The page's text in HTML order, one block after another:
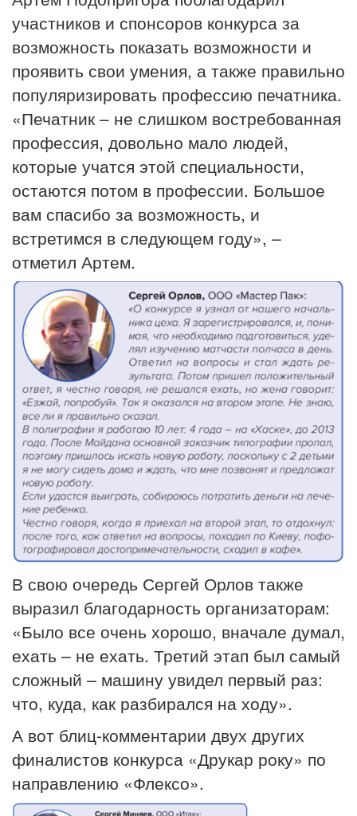
участников и спонсоров конкурса за
возможность показать возможности и
проявить свои умения, а также правильно
популяризировать профессию печатника.
«Печатник – не слишком востребованная
профессия, довольно мало людей,
которые учатся этой специальности,
остаются потом в профессии. Большое
вам спасибо за возможность, и
встретимся в следующем году», –
отметил Артем.
В свою очередь Сергей Орлов также
выразил благодарность организаторам:
«Было все очень хорошо, вначале думал,
ехать – не ехать. Третий этап был самый
сложный – машину увидел первый раз:
что, куда, как разбирался на ходу».
А вот блиц-комментарии двух других
финалистов конкурса «Друкар року» по
направлению «Флексо».